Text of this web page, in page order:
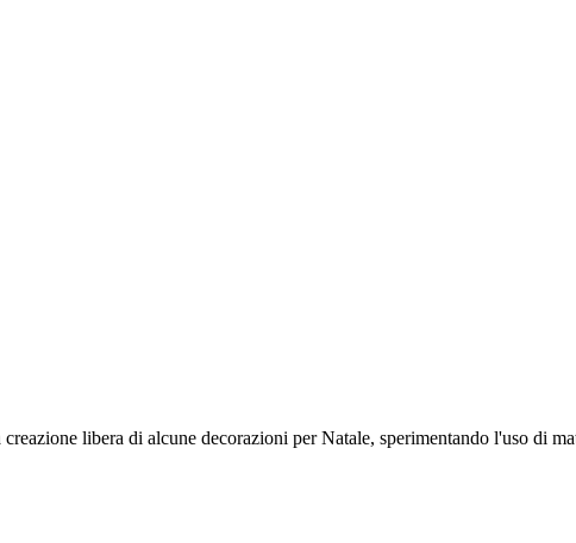
libera di alcune decorazioni per Natale, sperimentando l'uso di